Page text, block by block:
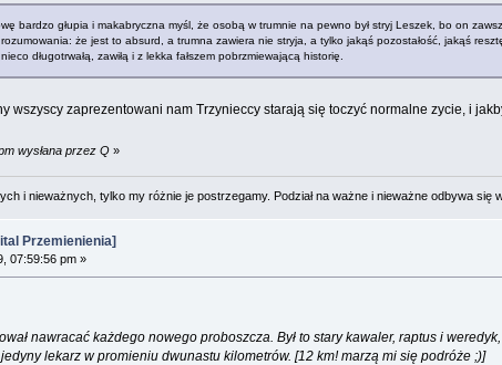
bardzo głupia i makabryczna myśl, że osobą w trumnie na pewno był stryj Leszek, bo on
że jest to absurd, a trumna zawiera nie stryja, a tylko jakąś pozostałość, jakąś
długotrwałą, zawiłą i z lekka fałszem pobrzmiewającą historię.
wszyscy zaprezentowani nam Trzynieccy starają się toczyć normalne zycie, i
wysłana przez Q»
i nieważnych, tylko my różnie je postrzegamy. Podział na ważne i nieważne odbywa się
Przemienienia]
07:59:56 pm »
nawracać każdego nowego proboszcza. Był to stary kawaler, raptus i weredyk,
lekarz w promieniu dwunastu kilometrów. [12 km! marzą mi się podróże ;)]